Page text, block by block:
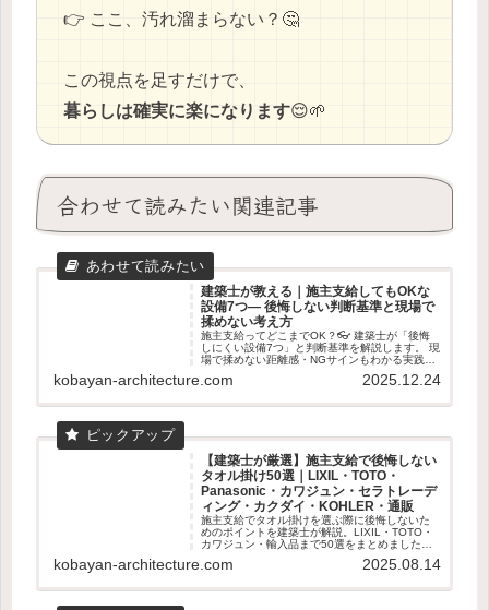
👉 ここ、汚れ溜まらない？🤔
この視点を足すだけで、
暮らしは確実に楽になります😌🌱
合わせて読みたい関連記事
建築士が教える｜施主支給してもOKな
設備7つ― 後悔しない判断基準と現場で
揉めない考え方
施主支給ってどこまでOK？👓 建築士が「後悔
しにくい設備7つ」と判断基準を解説します。 現
場で揉めない距離感・NGサインもわかる実践ガ
kobayan-architecture.com 2025.12.24
【建築士が厳選】施主支給で後悔しない
タオル掛け50選｜LIXIL・TOTO・
Panasonic・カワジュン・セラトレーデ
ィング・カクダイ・KOHLER・通販
施主支給でタオル掛けを選ぶ際に後悔しないた
めのポイントを建築士が解説。LIXIL・TOTO・
カワジュン・輸入品まで50選をまとめました。
kobayan-architecture.com 2025.08.14